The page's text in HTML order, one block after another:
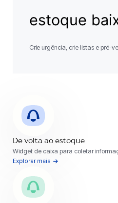
estoque
Crie urgência, crie listas e pré-
De volta ao estoque
Widget de caixa para coletar
Explorar mais